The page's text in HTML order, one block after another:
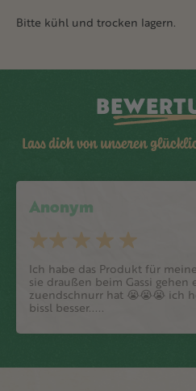
Bitte kühl und trocken lagern.
Lass dich von unseren
Anonym
Ich habe das Produkt für
sie draußen beim Gassi gehen
zuendschnurr hat 😭😭😭 ich
bissl besser.....